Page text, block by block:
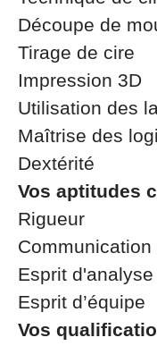
Découpe de
Tirage de cire
Impression 3D
Utilisation des
Maîtrise des
Dextérité
Vos aptitudes
Rigueur
Communication
Esprit d'analyse
Esprit d’équipe
Vos